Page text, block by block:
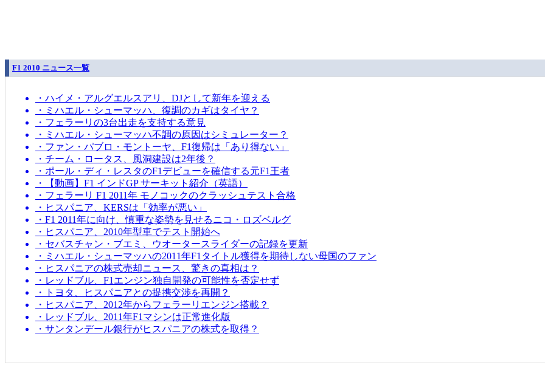
F1 2010 ニュース一覧
・ハイメ・アルグエルスアリ、DJとして新年を迎える
・ミハエル・シューマッハ、復調のカギはタイヤ？
・フェラーリの3台出走を支持する意見
・ミハエル・シューマッハ不調の原因はシミュレーター？
・ファン・パブロ・モントーヤ、F1復帰は「あり得ない」
・チーム・ロータス、風洞建設は2年後？
・ポール・ディ・レスタのF1デビューを確信する元F1王者
・【動画】F1 インドGP サーキット紹介（英語）
・フェラーリ F1 2011年 モノコックのクラッシュテスト合格
・ヒスパニア、KERSは「効率が悪い」
・F1 2011年に向け、慎重な姿勢を見せるニコ・ロズベルグ
・ヒスパニア、2010年型車でテスト開始へ
・セバスチャン・ブエミ、ウオータースライダーの記録を更新
・ミハエル・シューマッハの2011年F1タイトル獲得を期待しない母国のファン
・ヒスパニアの株式売却ニュース、驚きの真相は？
・レッドブル、F1エンジン独自開発の可能性を否定せず
・トヨタ、ヒスパニアとの提携交渉を再開？
・ヒスパニア、2012年からフェラーリエンジン搭載？
・レッドブル、2011年F1マシンは正常進化版
・サンタンデール銀行がヒスパニアの株式を取得？